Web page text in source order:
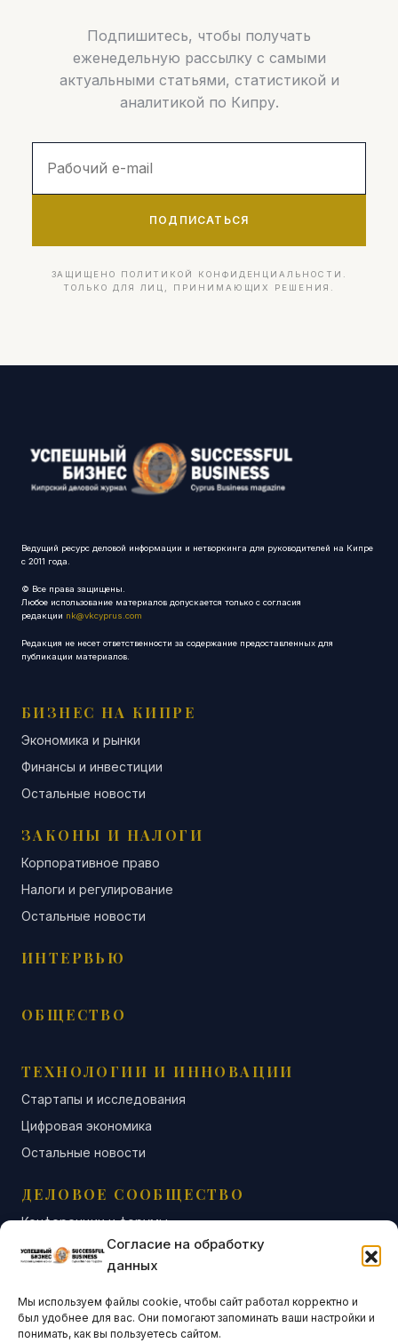
Согласие на обработку
данных
Мы используем файлы cookie, чтобы сайт работал корректно и
был удобнее для вас. Они помогают запоминать ваши настройки и
понимать, как вы пользуетесь сайтом.
Подпишитесь, чтобы получать
еженедельную рассылку с самыми
актуальными статьями, статистикой и
аналитикой по Кипру.
ПОДПИСАТЬСЯ
ЗАЩИЩЕНО ПОЛИТИКОЙ КОНФИДЕНЦИАЛЬНОСТИ.
ТОЛЬКО ДЛЯ ЛИЦ, ПРИНИМАЮЩИХ РЕШЕНИЯ.
Ведущий ресурс деловой информации и нетворкинга для руководителей на Кипре
с 2011 года.
© Все права защищены.
Любое использование материалов допускается только с согласия
редакции nk@vkcyprus.com
Редакция не несет ответственности за содержание предоставленных для
публикации материалов.
БИЗНЕС НА КИПРЕ
Экономика и рынки
Финансы и инвестиции
Остальные новости
ЗАКОНЫ И НАЛОГИ
Корпоративное право
Налоги и регулирование
Остальные новости
ИНТЕРВЬЮ
ОБЩЕСТВО
ТЕХНОЛОГИИ И ИННОВАЦИИ
Стартапы и исследования
Цифровая экономика
Остальные новости
ДЕЛОВОЕ СООБЩЕСТВО
Конференции и форумы
Бизнес-клубы и ассоциации
Остальные новости
АНАЛИТИКА И СТАТИСТИКА